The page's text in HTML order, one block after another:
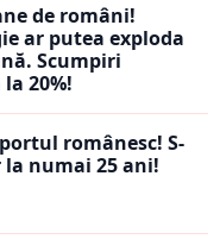
de români!
ar putea exploda
Scumpiri
20%!
românesc! S-
numai 25 ani!